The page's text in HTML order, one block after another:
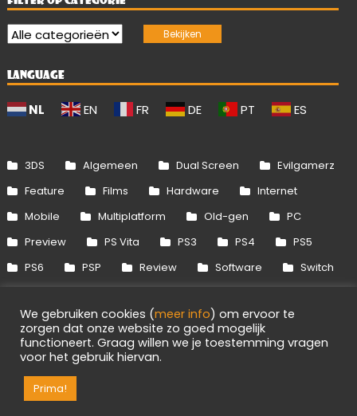
LANGUAGE
NL EN FR DE PT ES
3DS Algemeen Dual Screen
Evilgamerz
Feature
Films Hardware
Internet
Mobile
Multiplatform Old-gen
PC
Preview
PS Vita PS3 PS4
PS5
PS6
PSP Review Software
Switch
Xbox 360
Xbox One Xbox Series
Evilgamerz 2026 - Alle rechten voorbehouden.
We gebruiken cookies (meer info) om ervoor te
zorgen dat onze website zo goed mogelijk
functioneert. Graag willen we je toestemming vragen
voor het gebruik hiervan.
Prima!